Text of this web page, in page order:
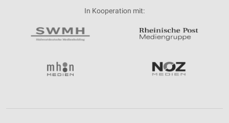
In Kooperation mit: